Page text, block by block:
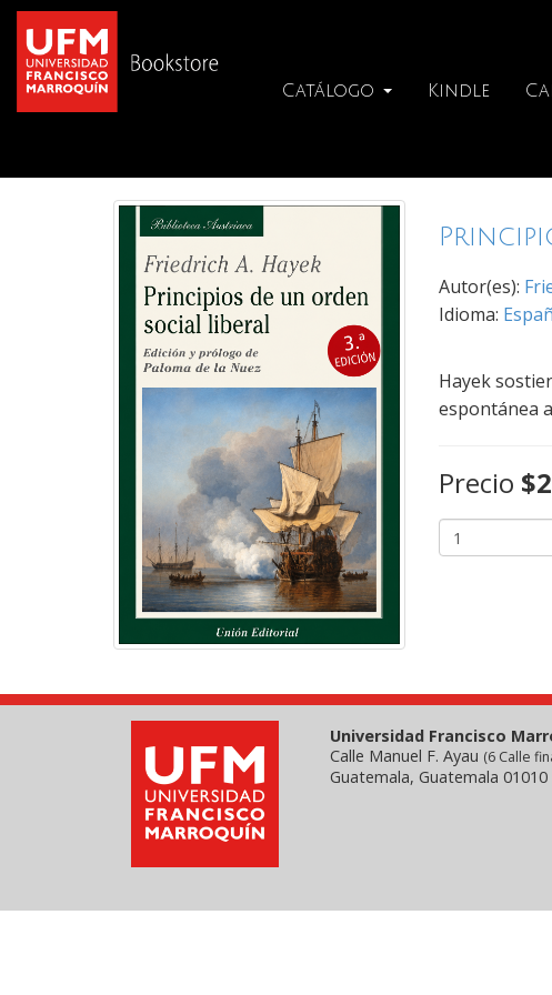
Catálogo Kindle
Autor(es):
Idioma:
Hayek
espontánea
Precio
Universidad Francisco
Calle Manuel F. Ayau (6 Calle
Guatemala, Guatemala 01010